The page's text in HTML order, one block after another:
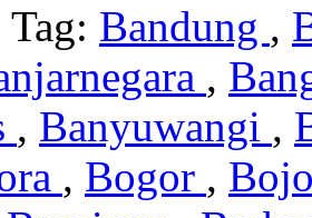
Bandung ,
,
, Banyuwangi ,
, Bogor ,